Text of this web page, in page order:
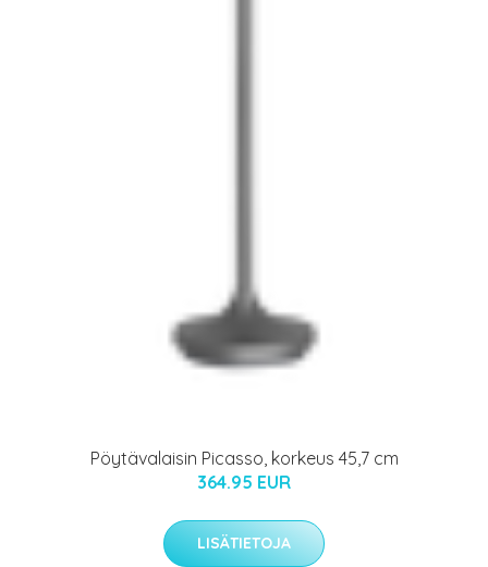
Pöytävalaisin Picasso, korkeus 45,7 cm
364.95 EUR
LISÄTIETOJA